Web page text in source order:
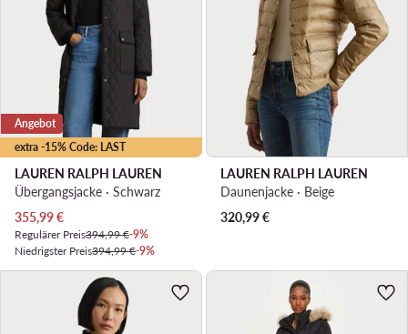
extra -15% Code: LAST
Angebot
LAUREN RALPH LAUREN
Übergangsjacke · Schwarz
Aktueller Preis
355,99€
Regulärer Preis394,99 €-9%
Niedrigster Preis394,99 €-9%
LAUREN RALPH LAUREN
Daunenjacke · Beige
320,99€